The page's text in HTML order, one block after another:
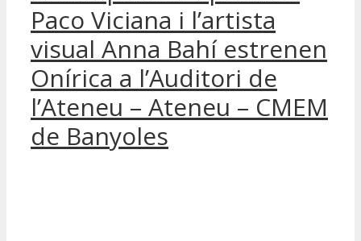
Paco Viciana i l’artista
visual Anna Bahí estrenen
Onírica a l’Auditori de
l’Ateneu – Ateneu – CMEM
de Banyoles